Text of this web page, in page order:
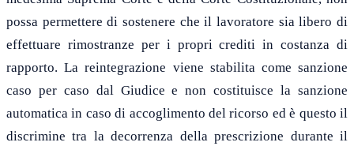
possa permettere di sostenere che il lavoratore sia libero di
effettuare rimostranze per i propri crediti in costanza di
rapporto. La reintegrazione viene stabilita come sanzione
caso per caso dal Giudice e non costituisce la sanzione
automatica in caso di accoglimento del ricorso ed è questo il
discrimine tra la decorrenza della prescrizione durante il